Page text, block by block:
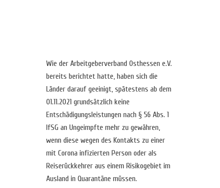
Wie der Arbeitgeberverband Osthessen e.V.
bereits berichtet hatte, haben sich die
Länder darauf geeinigt, spätestens ab dem
01.11.2021 grundsätzlich keine
Entschädigungsleistungen nach § 56 Abs. 1
IfSG an Ungeimpfte mehr zu gewähren,
wenn diese wegen des Kontakts zu einer
mit Corona infizierten Person oder als
Reiserückkehrer aus einem Risikogebiet im
Ausland in Quarantäne müssen.